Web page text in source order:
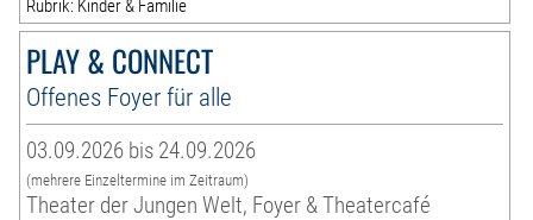
Rubrik: Kinder & Familie
PLAY & CONNECT
Offenes Foyer für alle
03.09.2026 bis 24.09.2026
(mehrere Einzeltermine im Zeitraum)
Theater der Jungen Welt, Foyer & Theatercafé